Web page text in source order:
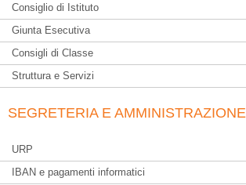
Consiglio di Istituto
Giunta Esecutiva
Consigli di Classe
Struttura e Servizi
SEGRETERIA E AMMINISTRAZIONE
URP
IBAN e pagamenti informatici